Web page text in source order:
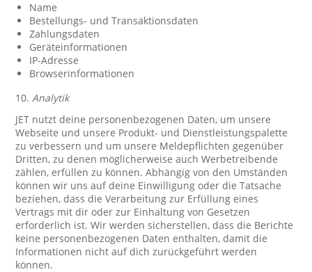
Name
Bestellungs- und Transaktionsdaten
Zahlungsdaten
Geräteinformationen
IP-Adresse
Browserinformationen
10.Analytik
JET nutzt deine personenbezogenen Daten, um unsere
Webseite und unsere Produkt- und Dienstleistungspalette
zu verbessern und um unsere Meldepflichten gegenüber
Dritten, zu denen möglicherweise auch Werbetreibende
zählen, erfüllen zu können. Abhängig von den Umständen
können wir uns auf deine Einwilligung oder die Tatsache
beziehen, dass die Verarbeitung zur Erfüllung eines
Vertrags mit dir oder zur Einhaltung von Gesetzen
erforderlich ist. Wir werden sicherstellen, dass die Berichte
keine personenbezogenen Daten enthalten, damit die
Informationen nicht auf dich zurückgeführt werden
können.